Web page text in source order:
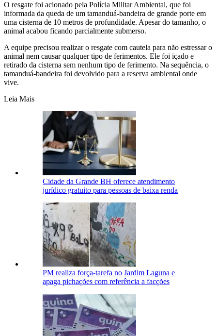
O resgate foi acionado pela Polícia Militar Ambiental, que foi
informada da queda de um tamanduá-bandeira de grande porte em
uma cisterna de 10 metros de profundidade. Apesar do tamanho, o
animal acabou ficando parcialmente submerso.
A equipe precisou realizar o resgate com cautela para não estressar o
animal nem causar qualquer tipo de ferimentos. Ele foi içado e
retirado da cisterna sem nenhum tipo de ferimento. Na sequência, o
tamanduá-bandeira foi devolvido para a reserva ambiental onde
vive.
Leia Mais
Cidade da Grande BH oferece atendimento
jurídico gratuito para pessoas de baixa renda
PM realiza força-tarefa no Jardim Laguna e
apaga pichações com referência a facções